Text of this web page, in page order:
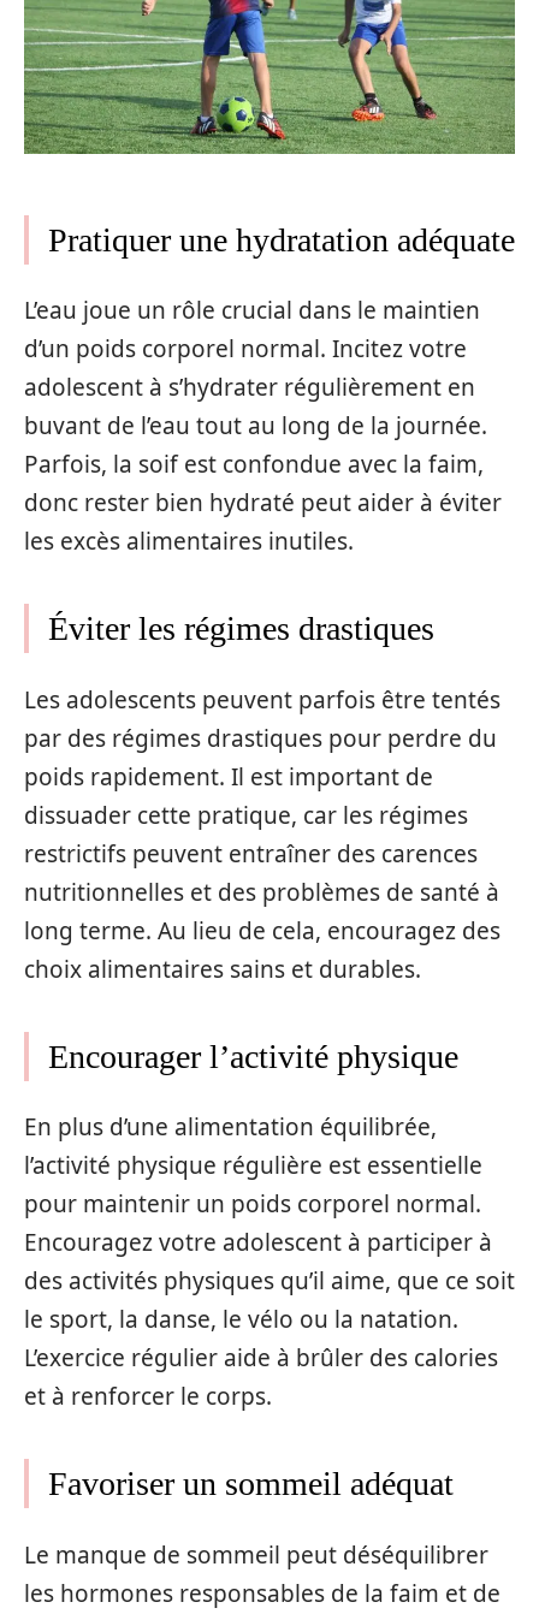
Pratiquer une hydratation adéquate
L’eau joue un rôle crucial dans le maintien
d’un poids corporel normal. Incitez votre
adolescent à s’hydrater régulièrement en
buvant de l’eau tout au long de la journée.
Parfois, la soif est confondue avec la faim,
donc rester bien hydraté peut aider à éviter
les excès alimentaires inutiles.
Éviter les régimes drastiques
Les adolescents peuvent parfois être tentés
par des régimes drastiques pour perdre du
poids rapidement. Il est important de
dissuader cette pratique, car les régimes
restrictifs peuvent entraîner des carences
nutritionnelles et des problèmes de santé à
long terme. Au lieu de cela, encouragez des
choix alimentaires sains et durables.
Encourager l’activité physique
En plus d’une alimentation équilibrée,
l’activité physique régulière est essentielle
pour maintenir un poids corporel normal.
Encouragez votre adolescent à participer à
des activités physiques qu’il aime, que ce soit
le sport, la danse, le vélo ou la natation.
L’exercice régulier aide à brûler des calories
et à renforcer le corps.
Favoriser un sommeil adéquat
Le manque de sommeil peut déséquilibrer
les hormones responsables de la faim et de